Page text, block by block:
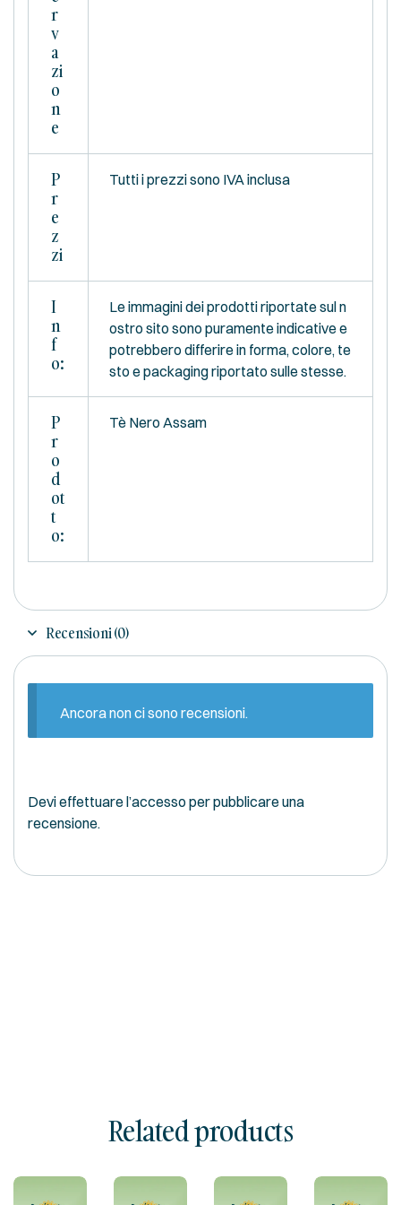
R
V
A
Zi
O
N
E
P
R
E
Z
Zi
Tutti i prezzi sono IVA inclusa
I
N
F
O:
Le immagini dei prodotti riportate sul n
ostro sito sono puramente indicative e
potrebbero differire in forma, colore, te
sto e packaging riportato sulle stesse.
P
R
O
D
Ot
T
O:
Tè Nero Assam
Recensioni (0)
Ancora non ci sono recensioni.
Devieffettuare l’accesso per pubblicare una
recensione.
Related products